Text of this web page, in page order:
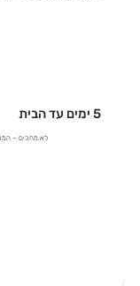
5 ימים עד הבית
לא מחכים – המשלוח